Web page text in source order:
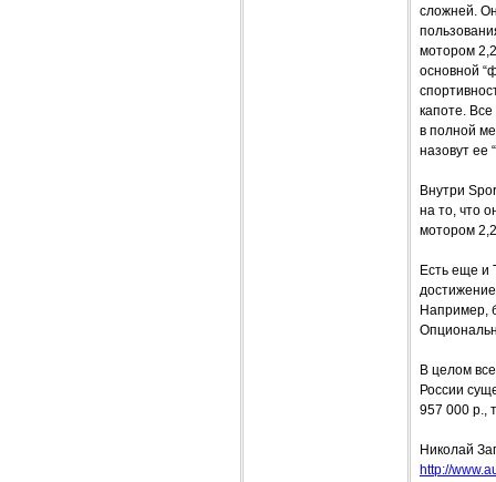
сложней.
мотором
основной
капоте.
в полной
назовут ее
Внутри
на то, что
мотором
Есть еще и
Например,
В целом
России
957 000 р.,
Николай
http://